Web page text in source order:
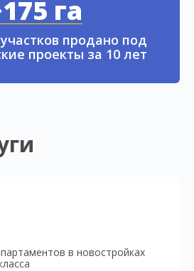
га
продано под
проекты за 10 лет
в новостройках